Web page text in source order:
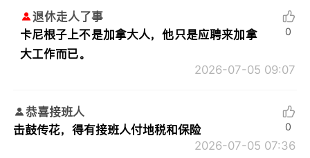
退休走人了事
卡尼根子上不是加拿大人，他只是应聘来加拿
大工作而已。
2026-07-05 09:07
0
恭喜接班人
击鼓传花，得有接班人付地税和保险
2026-07-05 07:36
0